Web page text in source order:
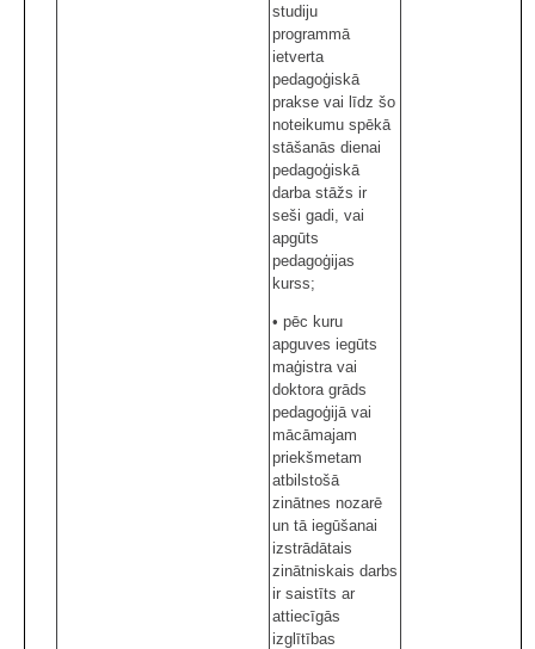
studiju
programmā
ietverta
pedagoģiskā
prakse vai līdz šo
noteikumu spēkā
stāšanās dienai
pedagoģiskā
darba stāžs ir
seši gadi, vai
apgūts
pedagoģijas
kurss;
• pēc kuru
apguves iegūts
maģistra vai
doktora grāds
pedagoģijā vai
mācāmajam
priekšmetam
atbilstošā
zinātnes nozarē
un tā iegūšanai
izstrādātais
zinātniskais darbs
ir saistīts ar
attiecīgās
izglītības